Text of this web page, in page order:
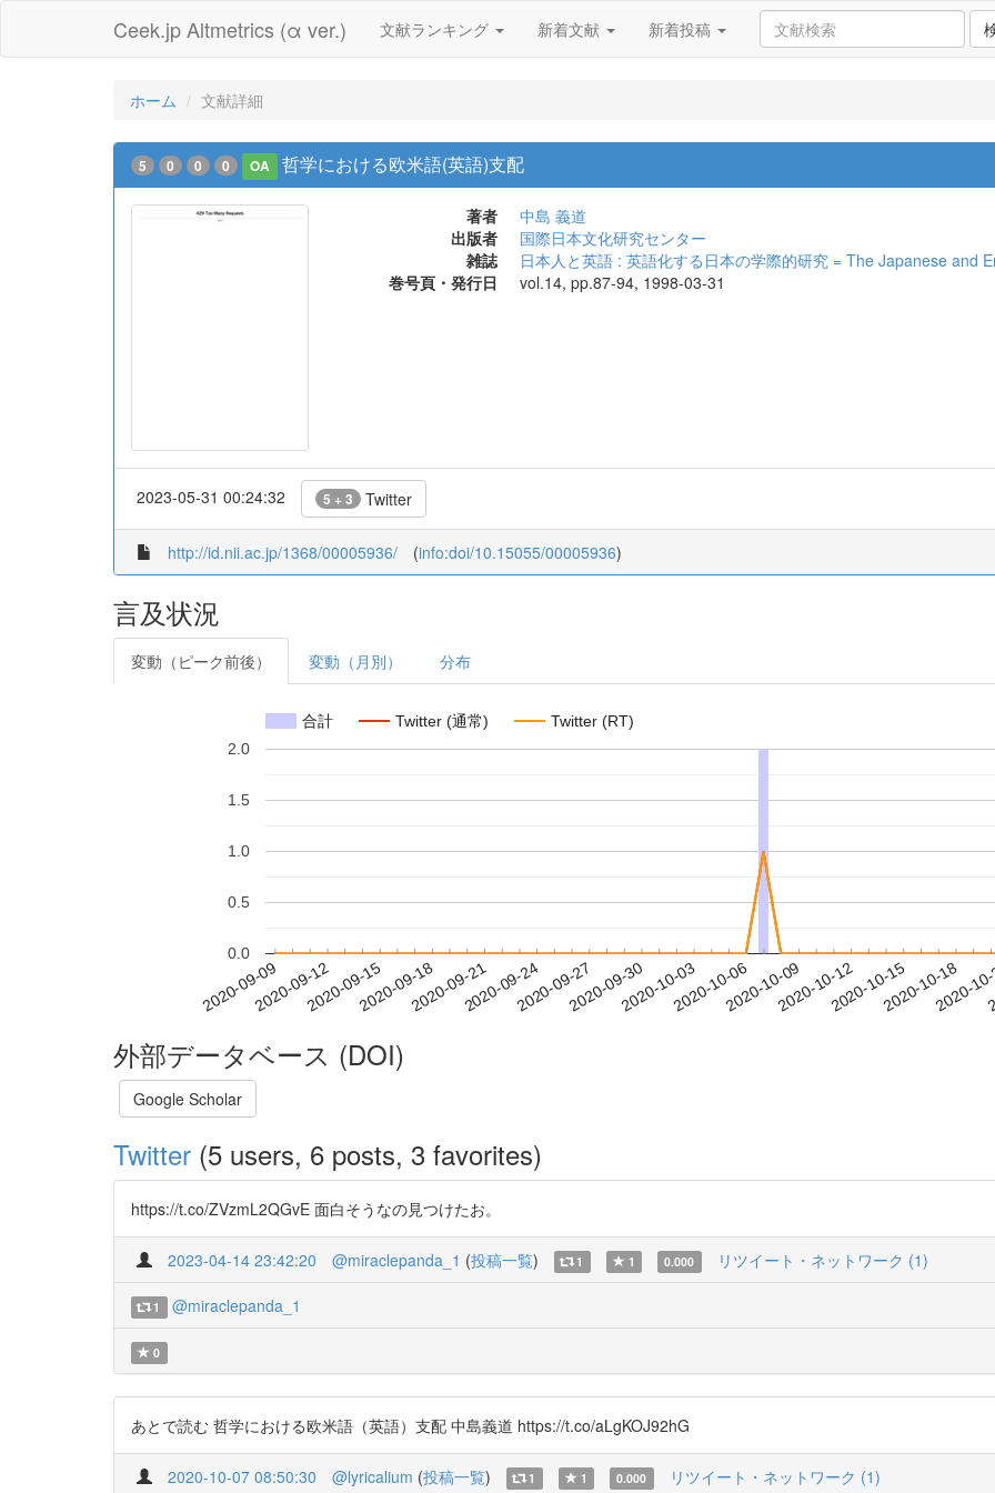
Ceek.jp Altmetrics (α ver.) 文献ランキング 新着文献 新着投稿
ホーム 文献詳細
5 0 0 0 OA 哲学における欧米語(英語)支配
著者
中島 義道
出版者
国際日本文化研究センター
雑誌
日本人と英語 : 英語化する日本の学際的研究 = The Japanese and
巻号頁・発行日
vol.14, pp.87-94, 1998-03-31
2023-05-31 00:24:32 5 + 3 Twitter
http://id.nii.ac.jp/1368/00005936/ (info:doi/10.15055/00005936)
言及状況
変動（ピーク前後） 変動（月別） 分布
合計 Twitter (通常) Twitter (RT)
2020-09-092020-09-122020-09-152020-09-182020-09-212020-09-242020-09-272020-09-302020-10-032020-10-062020-10-092020-10-122020-10-152020-10-18
2020-
0.0
0.5
1.0
1.5
2.0
外部データベース (DOI)
Google Scholar
Twitter (5 users, 6 posts, 3 favorites)
https://t.co/ZVzmL2QGvE 面白そうなの見つけたお。
2023-04-14 23:42:20 @miraclepanda_1 (投稿一覧) 1 1 0.000 リツイート・ネットワーク (1)
1 @miraclepanda_1
0
あとで読む 哲学における欧米語（英語）支配 中島義道 https://t.co/aLgKOJ92hG
2020-10-07 08:50:30 @lyricalium (投稿一覧) 1 1 0.000 リツイート・ネットワーク (1)